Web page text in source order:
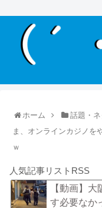
ホーム 話題・ネ
ま、オンラインカジノを
ｗ
人気記事リストRSS
【動画】
す必要なか